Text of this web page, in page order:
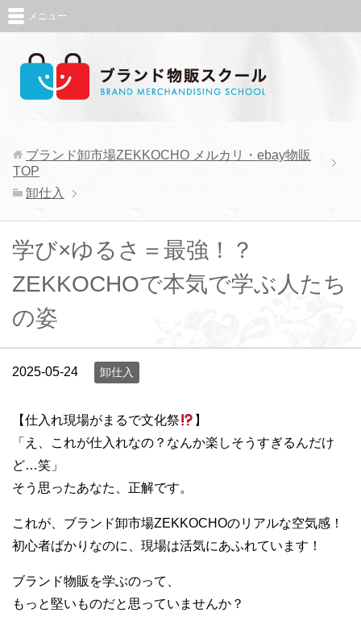
メニュー
ブランド卸市場ZEKKOCHO メルカリ・ebay物販
TOP
卸仕入
学び×ゆるさ＝最強！？
ZEKKOCHOで本気で学ぶ人たち
の姿
2025-05-24 卸仕入
【仕入れ現場がまるで文化祭
】
「え、これが仕入れなの？なんか楽しそうすぎるんだけ
ど…笑」
そう思ったあなた、正解です。
これが、ブランド卸市場ZEKKOCHOのリアルな空気感！
初心者ばかりなのに、現場は活気にあふれています！
ブランド物販を学ぶのって、
もっと堅いものだと思っていませんか？